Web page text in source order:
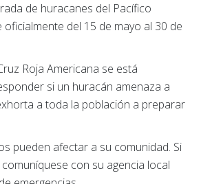
de huracanes del Pacífico
del 15 de mayo al 30 de
Roja Americana se está
si un huracán amenaza a
a toda la población a preparar
pueden afectar a su comunidad. Si
con su agencia local